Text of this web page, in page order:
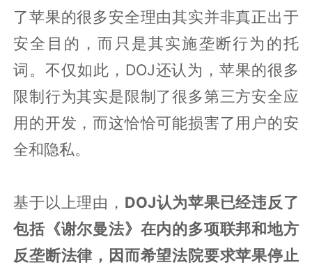
了苹果的很多安全理由其实并非真正出于
安全目的，而只是其实施垄断行为的托
词。不仅如此，DOJ还认为，苹果的很多
限制行为其实是限制了很多第三方安全应
用的开发，而这恰恰可能损害了用户的安
全和隐私。
基于以上理由， DOJ认为苹果已经违反了
包括《谢尔曼法》在内的多项联邦和地方
反垄断法律，因而希望法院要求苹果停止